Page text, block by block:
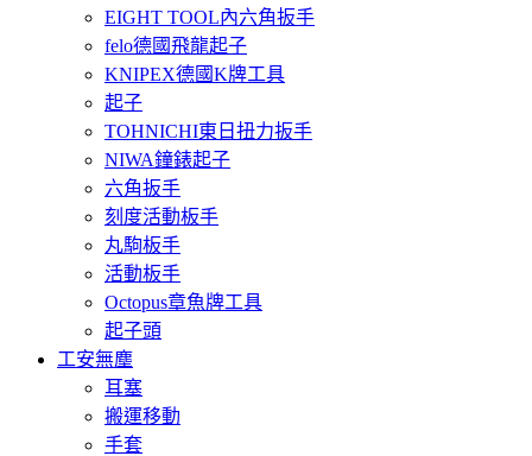
EIGHT TOOL內六角扳手
felo德國飛龍起子
KNIPEX德國K牌工具
起子
TOHNICHI東日扭力扳手
NIWA鐘錶起子
六角扳手
刻度活動板手
丸駒板手
活動板手
Octopus章魚牌工具
起子頭
工安無塵
耳塞
搬運移動
手套